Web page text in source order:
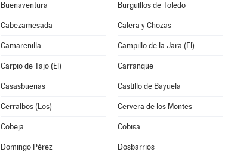
Buenaventura Burguillos de Toledo
Cabezamesada Calera y Chozas
Camarenilla Campillo de la Jara (El)
Carpio de Tajo (El) Carranque
Casasbuenas Castillo de Bayuela
Cerralbos (Los) Cervera de los Montes
Cobeja Cobisa
Domingo Pérez Dosbarrios